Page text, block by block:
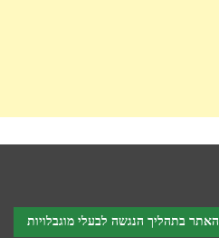
האתר בתהליך הנגשה לבעלי מוגבלויות